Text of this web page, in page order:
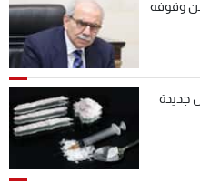
وقوفه
جديدة